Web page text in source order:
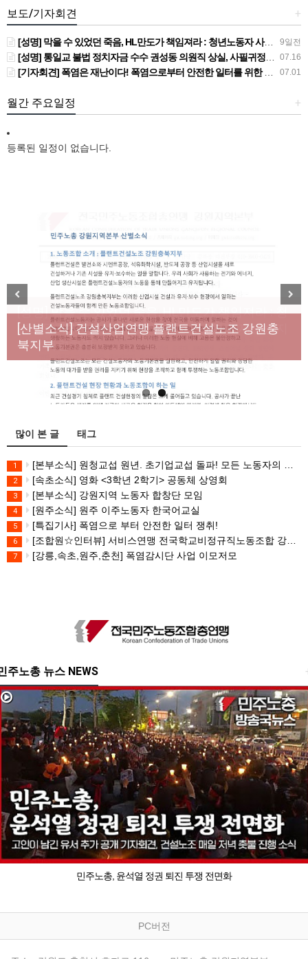
+
보도/기자회견
9일전
[성명] 막을 수 있었던 죽음, HL만도가 책임져라 : 청년노동자 사망사고의 철저한 진상규명과 재발방지 대책 마련하라
07.16
[성명] 통일교 불법 정치자금 수수 권성동 의원직 상실, 사필귀정이다
07.01
[기자회견] 폭염은 재난이다! 폭염으로부터 안전한 일터를 위한 민주노총 강원지역본부 폭염감시단 선포 기자회견
+
월간 주요일정
등록된 일정이 없습니다.
[성명] 막을 수 있었던 죽음, HL만도가 책임져라 : 청
년노동자 사망사고의 철저한 진상규명과 재발방지
대책 마련하라
[산별소식] 건설산업연맹 플랜트건설노조 강원충
북지부
Previous Next
많이 본 글 태그
1 [본부소식] 원청교섭 원년. 초기업교섭 돌파! 모든 노동자의 노동기본권 쟁취! 민주노총 7.15 총파업대회
2 [속초소식] 영화 <3학년 2학기> 공동체 상영회
3 [본부소식] 강원지역 노동자 합창단 모임
4 [원주소식] 원주 이주노동자 한국어교실
5 [특집기사] 폭염으로 부터 안전한 일터 쟁취!
6 [조합원☆인터뷰] 서비스연맹 전국학교비정규직노동조합 강원지부 김유미 춘천지회장
7 [강릉,속초,원주,춘천] 폭염감시단 사업 이모저모
주노총 뉴스 NEWS
민주노총, 윤석열 정권 퇴진 투쟁 전면화
PC버전